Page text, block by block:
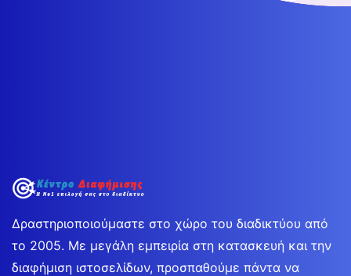
Δραστηριοποιούμαστε στο χώρο του διαδικτύου από
το 2005. Με μεγάλη εμπειρία στη κατασκευή και την
διαφήμιση ιστοσελίδων, προσπαθούμε πάντα να